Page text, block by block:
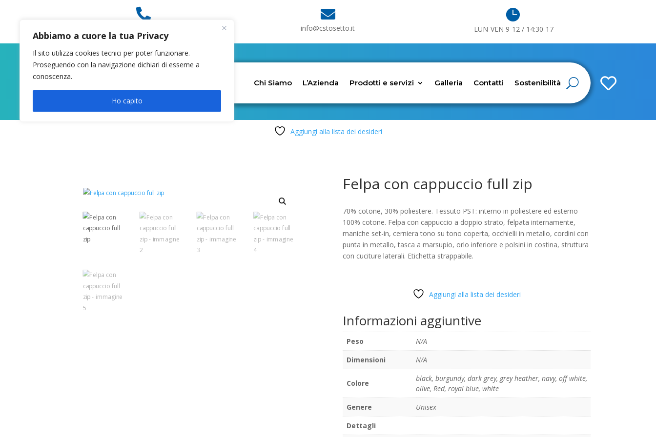
Abbiamo a cuore la tua Privacy
Il sito utilizza cookies tecnici per poter funzionare.
Proseguendo con la navigazione dichiari di esserne a
conoscenza.
Ho capito
 
info@cstosetto.it

LUN-VEN 9-12 / 14:30-17

Chi Siamo L’Azienda Prodotti e servizi Galleria Contatti Sostenibilità
Aggiungi alla lista dei desideri
Felpa con cappuccio full zip
70% cotone, 30% poliestere. Tessuto PST: interno in poliestere ed esterno
100% cotone. Felpa con cappuccio a doppio strato, felpata internamente,
maniche set-in, cerniera tono su tono coperta, occhielli in metallo, cordini con
punta in metallo, tasca a marsupio, orlo inferiore e polsini in costina, struttura
con cuciture laterali. Etichetta strappabile.
Aggiungi alla lista dei desideri
Informazioni aggiuntive
Peso
N/A
Dimensioni
N/A
Colore
black, burgundy, dark grey, grey heather, navy, off white,
olive, Red, royal blue, white
Genere
Unisex
Dettagli